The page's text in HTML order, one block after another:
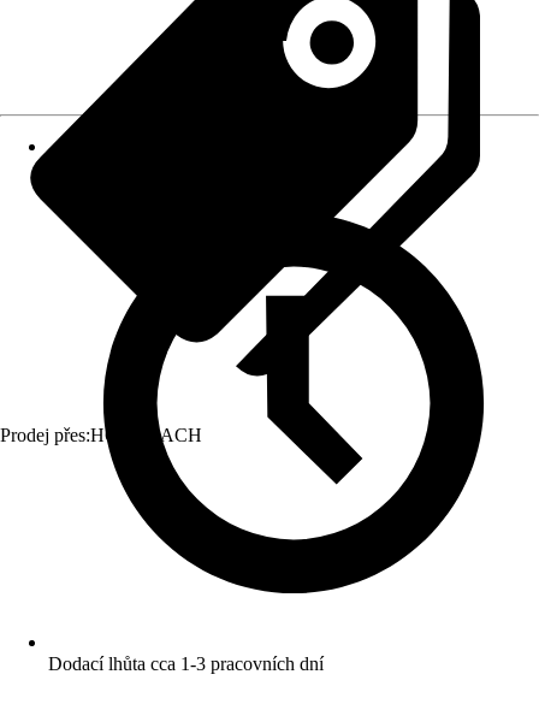
Prodej přes:HORNBACH
Dodací lhůta cca 1-3 pracovních dní